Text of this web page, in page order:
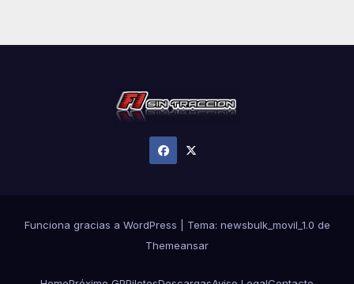
Funciona gracias a WordPress Tema: newsbulk_movil_1.0 de
Themeansar